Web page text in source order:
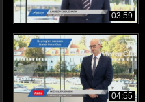
03:59
04:55